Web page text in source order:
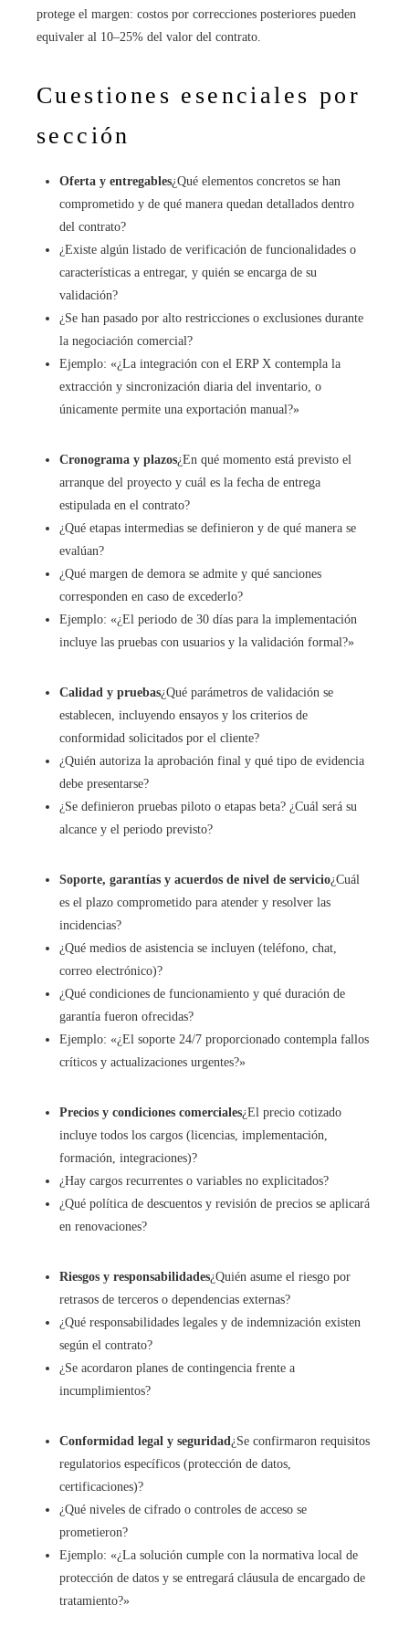
protege el margen: costos por correcciones posteriores pueden
equivaler al 10–25% del valor del contrato.
Cuestiones esenciales por
sección
Oferta y entregables¿Qué elementos concretos se han
comprometido y de qué manera quedan detallados dentro
del contrato?
¿Existe algún listado de verificación de funcionalidades o
características a entregar, y quién se encarga de su
validación?
¿Se han pasado por alto restricciones o exclusiones durante
la negociación comercial?
Ejemplo: «¿La integración con el ERP X contempla la
extracción y sincronización diaria del inventario, o
únicamente permite una exportación manual?»
Cronograma y plazos¿En qué momento está previsto el
arranque del proyecto y cuál es la fecha de entrega
estipulada en el contrato?
¿Qué etapas intermedias se definieron y de qué manera se
evalúan?
¿Qué margen de demora se admite y qué sanciones
corresponden en caso de excederlo?
Ejemplo: «¿El periodo de 30 días para la implementación
incluye las pruebas con usuarios y la validación formal?»
Calidad y pruebas¿Qué parámetros de validación se
establecen, incluyendo ensayos y los criterios de
conformidad solicitados por el cliente?
¿Quién autoriza la aprobación final y qué tipo de evidencia
debe presentarse?
¿Se definieron pruebas piloto o etapas beta? ¿Cuál será su
alcance y el periodo previsto?
Soporte, garantías y acuerdos de nivel de servicio¿Cuál
es el plazo comprometido para atender y resolver las
incidencias?
¿Qué medios de asistencia se incluyen (teléfono, chat,
correo electrónico)?
¿Qué condiciones de funcionamiento y qué duración de
garantía fueron ofrecidas?
Ejemplo: «¿El soporte 24/7 proporcionado contempla fallos
críticos y actualizaciones urgentes?»
Precios y condiciones comerciales¿El precio cotizado
incluye todos los cargos (licencias, implementación,
formación, integraciones)?
¿Hay cargos recurrentes o variables no explicitados?
¿Qué política de descuentos y revisión de precios se aplicará
en renovaciones?
Riesgos y responsabilidades¿Quién asume el riesgo por
retrasos de terceros o dependencias externas?
¿Qué responsabilidades legales y de indemnización existen
según el contrato?
¿Se acordaron planes de contingencia frente a
incumplimientos?
Conformidad legal y seguridad¿Se confirmaron requisitos
regulatorios específicos (protección de datos,
certificaciones)?
¿Qué niveles de cifrado o controles de acceso se
prometieron?
Ejemplo: «¿La solución cumple con la normativa local de
protección de datos y se entregará cláusula de encargado de
tratamiento?»